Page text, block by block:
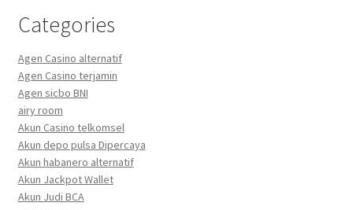
Categories
Agen Casino alternatif
Agen Casino terjamin
Agen sicbo BNI
airy room
Akun Casino telkomsel
Akun depo pulsa Dipercaya
Akun habanero alternatif
Akun Jackpot Wallet
Akun Judi BCA